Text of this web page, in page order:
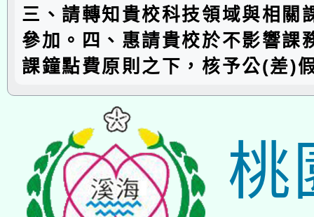
三、請轉知貴校科技領域與相關
參加。四、惠請貴校於不影響課
課鐘點費原則之下，核予公(差)
桃